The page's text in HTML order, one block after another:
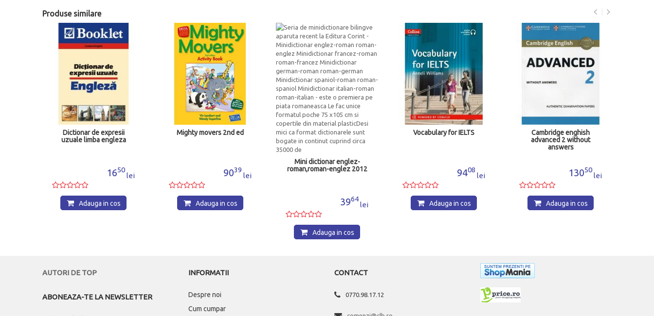
Produse similare
Dictionar de expresii
uzuale limba engleza
1650
lei
Adauga in cos
Mighty movers 2nd ed
9039
lei
Adauga in cos
Mini dictionar englez-
roman,roman-englez 2012
3964
lei
Adauga in cos
Vocabulary for IELTS
9408
lei
Adauga in cos
Cambridge enghish
advanced 2 without
answers
13050
lei
Adauga in cos
AUTORI DE TOP
ABONEAZA-TE LA NEWSLETTER
INFORMATII
Despre noi
Cum cumpar
CONTACT
0770.98.17.12